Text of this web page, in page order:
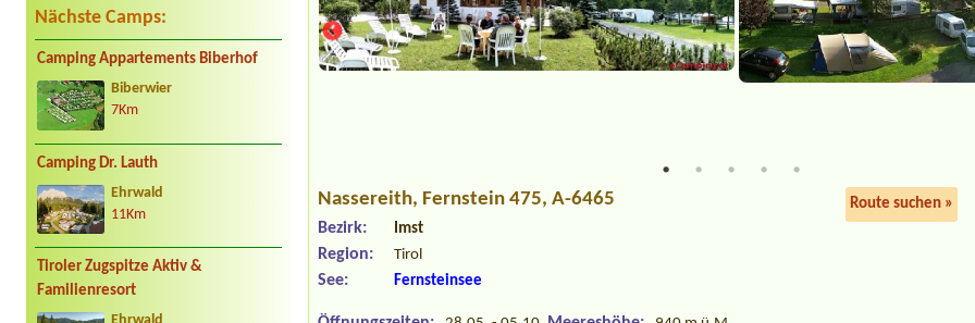
Nächste Camps:
Camping Appartements Biberhof
Biberwier
7Km
Camping Dr. Lauth
Ehrwald
11Km
Tiroler Zugspitze Aktiv &
Familienresort
Ehrwald
Nassereith, Fernstein 475, A-6465 Route suchen »
Bezirk: Imst
Region: Tirol
See: Fernsteinsee